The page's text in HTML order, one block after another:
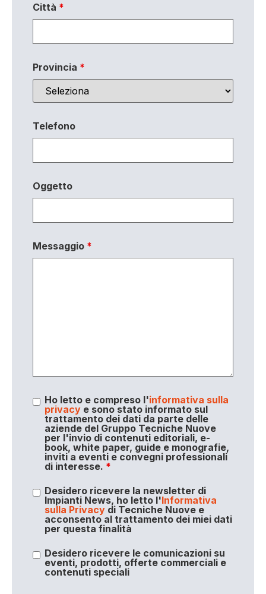
Città *
Provincia *
Telefono
Oggetto
Messaggio *
Ho letto e compreso l'informativa sulla
privacye sono stato informato sul
trattamento dei dati da parte delle
aziende del Gruppo Tecniche Nuove
per l'invio di contenuti editoriali, e-
book, white paper, guide e monografie,
inviti a eventi e convegni professionali
di interesse. *
Desidero ricevere la newsletter di
Impianti News, ho letto l'Informativa
sulla Privacydi Tecniche Nuove e
acconsento al trattamento dei miei dati
per questa finalità
Desidero ricevere le comunicazioni su
eventi, prodotti, offerte commerciali e
contenuti speciali